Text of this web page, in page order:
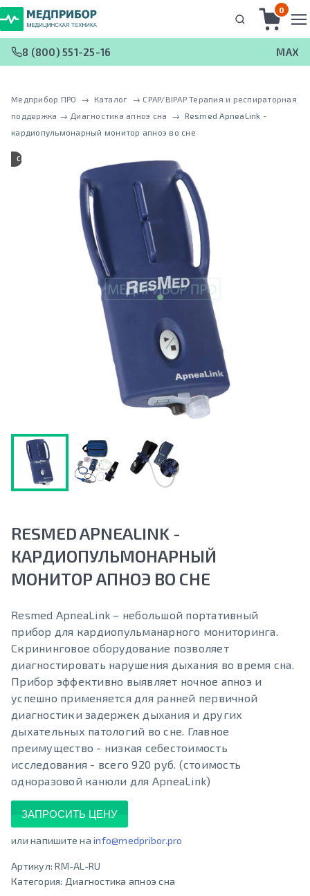
0
8 (800) 551-25-16 MAX
Медприбор ПРО → Каталог → CPAP/BIPAP Терапия и респираторная
поддержка → Диагностика апноэ сна → Resmed ApneaLink -
кардиопульмонарный монитор апноэ во сне
СНЯТ С ПРОИЗВОДСТВА
RESMED APNEALINK -
КАРДИОПУЛЬМОНАРНЫЙ
МОНИТОР АПНОЭ ВО СНЕ
Resmed ApneaLink – небольшой портативный
прибор для кардиопульманарного мониторинга.
Скрининговое оборудование позволяет
диагностировать нарушения дыхания во время сна.
Прибор эффективно выявляет ночное апноэ и
успешно применяется для ранней первичной
диагностики задержек дыхания и других
дыхательных патологий во сне. Главное
преимущество - низкая себестоимость
исследования - всего 920 руб. (стоимость
одноразовой канюли для ApneaLink)
ЗАПРОСИТЬ ЦЕНУ
или напишите на info@medpribor.pro
Артикул:RM-AL-RU
Категория: Диагностика апноэ сна